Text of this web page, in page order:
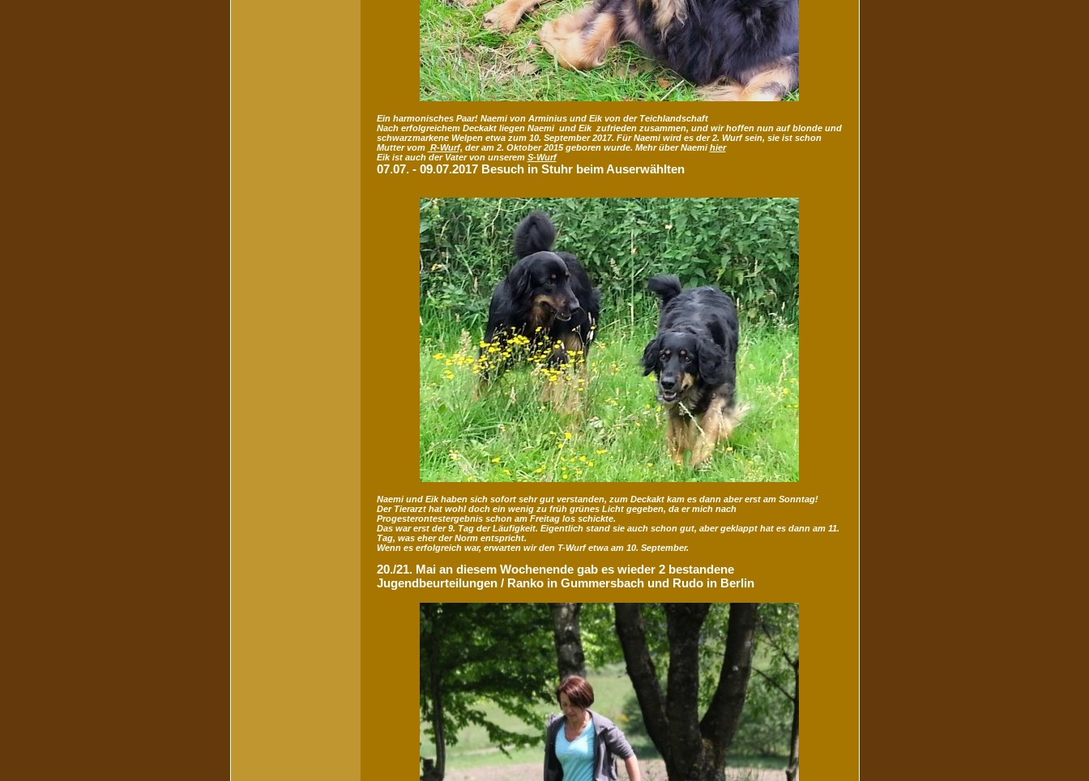
Ein harmonisches Paar! Naemi von Arminius und Eik von der Teichlandschaft
Nach erfolgreichem Deckakt liegen Naemi und Eik zufrieden zusammen, und wir hoffen nun auf blonde und
schwarzmarkene Welpen etwa zum 10. September 2017. Für Naemi wird es der 2. Wurf sein, sie ist schon
Mutter vom R-Wurf, der am 2. Oktober 2015 geboren wurde. Mehr über Naemihier
Eik ist auch der Vater von unserem S-Wurf
07.07. - 09.07.2017 Besuch in Stuhr beim Auserwählten
Naemi und Eik haben sich sofort sehr gut verstanden, zum Deckakt kam es dann aber erst am Sonntag!
Der Tierarzt hat wohl doch ein wenig zu früh grünes Licht gegeben, da er mich nach
Progesterontestergebnis schon am Freitag los schickte.
Das war erst der 9. Tag der Läufigkeit. Eigentlich stand sie auch schon gut, aber geklappt hat es dann am 11.
Tag, was eher der Norm entspricht.
Wenn es erfolgreich war, erwarten wir den T-Wurf etwa am 10. September.
20./21. Mai an diesem Wochenende gab es wieder 2 bestandene
Jugendbeurteilungen / Ranko in Gummersbach und Rudo in Berlin